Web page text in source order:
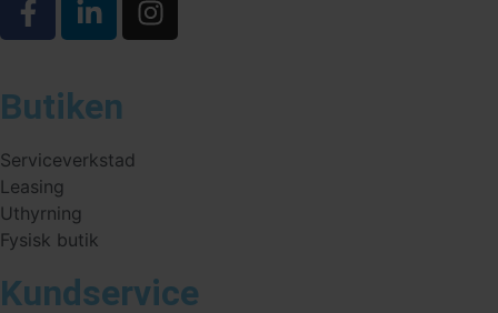
Butiken
Serviceverkstad
Leasing
Uthyrning
Fysisk butik
Kundservice